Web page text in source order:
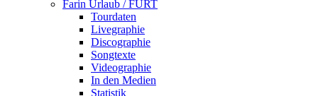
Farin Urlaub / FURT
Tourdaten
Livegraphie
Discographie
Songtexte
Videographie
In den Medien
Statistik